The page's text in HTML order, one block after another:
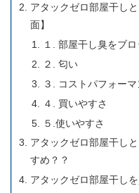
アタックゼロ部屋干し
面】
１. 部屋干し臭をブ
２. 匂い
３. コストパフォーマ
４. 買いやすさ
５.使いやすさ
アタックゼロ部屋干し
すめ？？
アタックゼロ部屋干し